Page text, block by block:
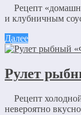
Рецепт
и клубничным
Далее
Рулет
Рецепт
невероятно